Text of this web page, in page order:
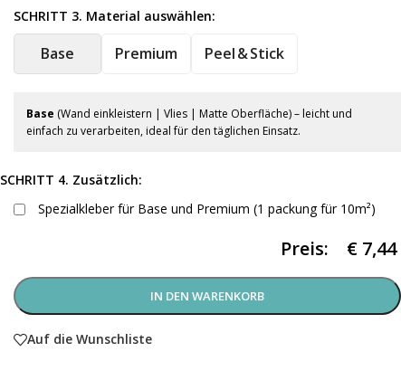
SCHRITT 3. Material auswählen:
Base Premium Peel & Stick
Base (Wand einkleistern | Vlies | Matte Oberfläche) – leicht und
einfach zu verarbeiten, ideal für den täglichen Einsatz.
SCHRITT 4. Zusätzlich:
Spezialkleber für Base und Premium (1 packung für 10m²)
Preis: € 7,44
IN DEN WARENKORB
Auf die Wunschliste